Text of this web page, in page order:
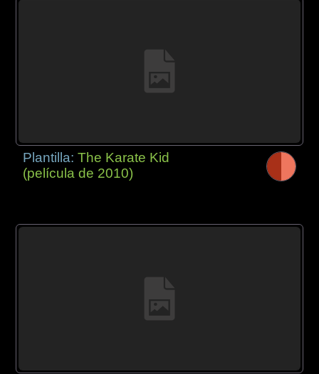
Plantilla:The Karate Kid
(película de 2010)